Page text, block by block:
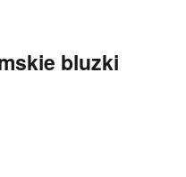
bluzki